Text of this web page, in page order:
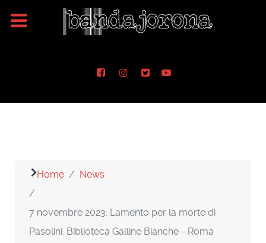
Home News
7 novembre 2023: Lamento per la morte di
Pasolini. Biblioteca Galline Bianche - Roma